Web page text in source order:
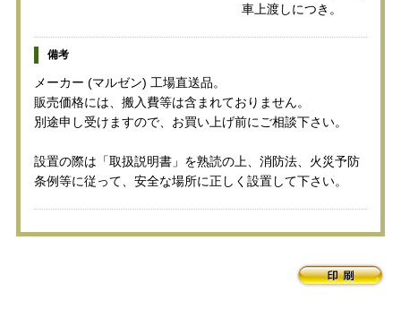
車上渡しにつき。
備考
メーカー (マルゼン) 工場直送品。
販売価格には、搬入費等は含まれておりません。
別途申し受けますので、お買い上げ前にご相談下さい。
設置の際は「取扱説明書」を熟読の上、消防法、火災予防
条例等に従って、安全な場所に正しく設置して下さい。